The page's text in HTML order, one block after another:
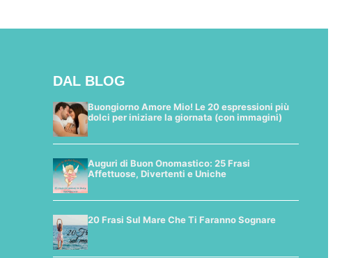
DAL BLOG
Buongiorno Amore Mio! Le 20 espressioni più
dolci per iniziare la giornata (con immagini)
Auguri di Buon Onomastico: 25 Frasi
Affettuose, Divertenti e Uniche
20 Frasi Sul Mare Che Ti Faranno Sognare